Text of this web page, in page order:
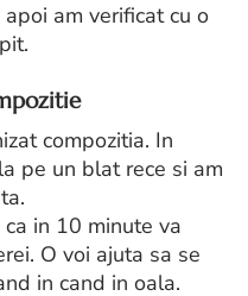
am verificat cu o
compozitia. In
pe un blat rece si am
in 10 minute va
O voi ajuta sa se
in cand in oala.